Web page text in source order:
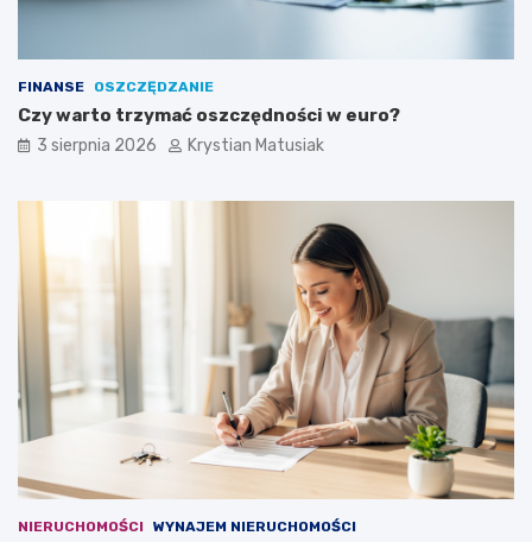
FINANSE OSZCZĘDZANIE
Czy warto trzymać oszczędności w euro?
3 sierpnia 2026 Krystian Matusiak
NIERUCHOMOŚCI WYNAJEM NIERUCHOMOŚCI